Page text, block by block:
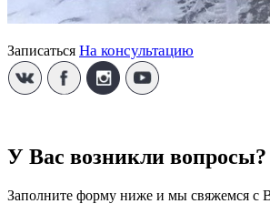
Записаться На консультацию
У Вас возникли вопросы?
Заполните форму ниже и мы свяжемся с